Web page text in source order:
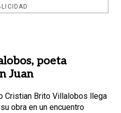
poeta
Juan
Cristian Brito Villalobos llega
obra en un encuentro